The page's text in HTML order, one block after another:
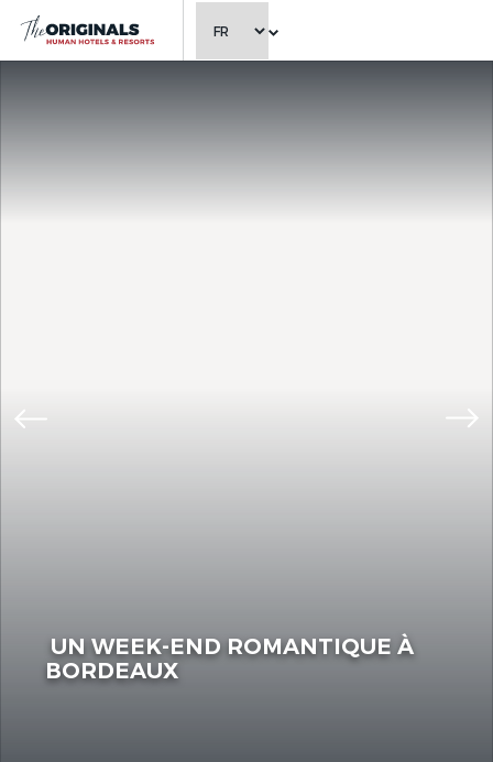
CHOISIR LA LANGUE
UN WEEK-END ROMANTIQUE À
BORDEAUX